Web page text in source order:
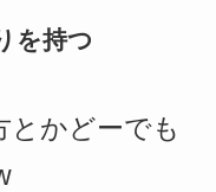
を持つ
とかどーでも